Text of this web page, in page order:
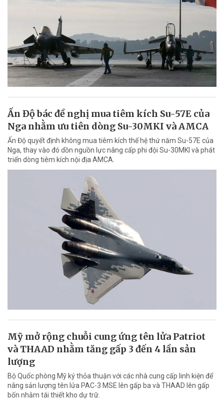
Ấn Độ bác đề nghị mua tiêm kích Su-57E của
Nga nhằm ưu tiên dòng Su-30MKI và AMCA
Ấn Độ quyết định không mua tiêm kích thế hệ thứ năm Su-57E của
Nga, thay vào đó dồn nguồn lực nâng cấp phi đội Su-30MKI và phát
triển dòng tiêm kích nội địa AMCA.
Mỹ mở rộng chuỗi cung ứng tên lửa Patriot
và THAAD nhằm tăng gấp 3 đến 4 lần sản
lượng
Bộ Quốc phòng Mỹ ký thỏa thuận với các nhà cung cấp linh kiện để
nâng sản lượng tên lửa PAC-3 MSE lên gấp ba và THAAD lên gấp
bốn nhằm tái thiết kho dự trữ.